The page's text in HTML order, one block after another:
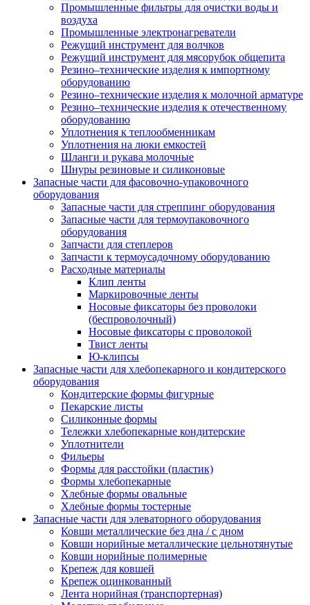
Промышленные фильтры для очистки воды и
воздуха
Промышленные электронагреватели
Режущий инструмент для волчков
Режущий инструмент для мясорубок общепита
Резино–технические изделия к импортному
оборудованию
Резино–технические изделия к молочной арматуре
Резино–технические изделия к отечественному
оборудованию
Уплотнения к теплообменникам
Уплотнения на люки емкостей
Шланги и рукава молочные
Шнуры резиновые и силиконовые
Запасные части для фасовочно-упаковочного
оборудования
Запасные части для стреппинг оборудования
Запасные части для термоупаковочного
оборудования
Запчасти для степлеров
Запчасти к термоусадочному оборудованию
Расходные материалы
Клип ленты
Маркировочные ленты
Носовые фиксаторы без проволоки
(беспроволочный)
Носовые фиксаторы с проволокой
Твист ленты
Ю-клипсы
Запасные части для хлебопекарного и кондитерского
оборудования
Кондитерские формы фигурные
Пекарские листы
Силиконные формы
Тележки хлебопекарные кондитерские
Уплотнители
Фильеры
Формы для расстойки (пластик)
Формы хлебопекарные
Хлебные формы овальные
Хлебные формы тостерные
Запасные части для элеваторного оборудования
Ковши металлические без дна / с дном
Ковши норийные металлические цельнотянутые
Ковши норийные полимерные
Крепеж для ковшей
Крепеж оцинкованный
Лента норийная (транспортерная)